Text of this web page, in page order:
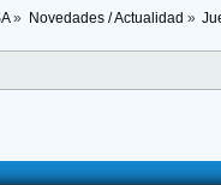
» Novedades / Actualidad »